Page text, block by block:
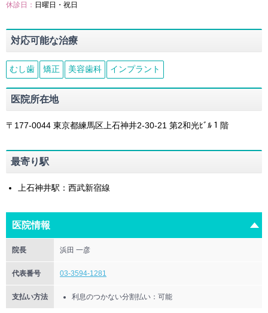
休診日： 日曜日・祝日
対応可能な治療
むし歯 矯正 美容歯科 インプラント
医院所在地
〒177-0044 東京都練馬区 上石神井2-30-21 第2和光ﾋﾞﾙ１階
最寄り駅
上石神井駅：西武新宿線
医院情報
院長 浜田 一彦
代表番号 03-3594-1281
支払い方法 利息のつかない分割払い：可能